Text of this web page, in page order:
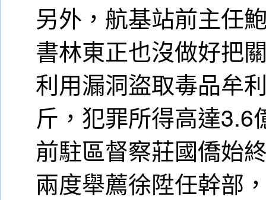
另外，航基站前主任
書林東正也沒做好把
利用漏洞盜取毒品牟
斤，犯罪所得高達
前駐區督察莊國僑始
兩度舉薦徐陞任幹部